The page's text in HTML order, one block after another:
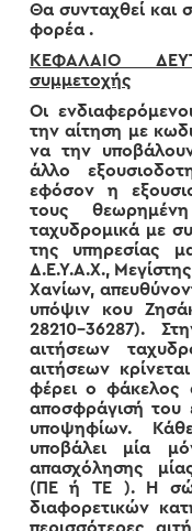
Θα συνταχθεί και
φορέα .
ΚΕΦΑΛΑΙΟ
συμμετοχής
Οι
την αίτηση με
να την
άλλο
εφόσον η
τους
ταχυδρομικά με
της υπηρεσίας
Δ.Ε.Υ.Α.Χ.,
Χανίων,
υπόψιν κου
28210-36287).
αιτήσεων
αιτήσεων
φέρει ο φάκελος
αποσφράγισή του
υποψηφίων.
υποβάλει μία
απασχόλησης
(ΠΕ ή ΤΕ ). Η
διαφορετικών